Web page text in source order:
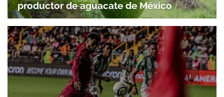
productor de aguacate de México